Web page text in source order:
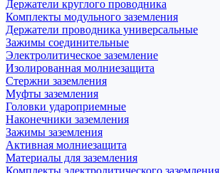
Держатели круглого проводника
Комплекты модульного заземления
Держатели проводника универсальные
Зажимы соединительные
Электролитическое заземление
Изолированная молниезащита
Стержни заземления
Муфты заземления
Головки удароприемные
Наконечники заземления
Зажимы заземления
Активная молниезащита
Материалы для заземления
Комплекты электролитического заземления